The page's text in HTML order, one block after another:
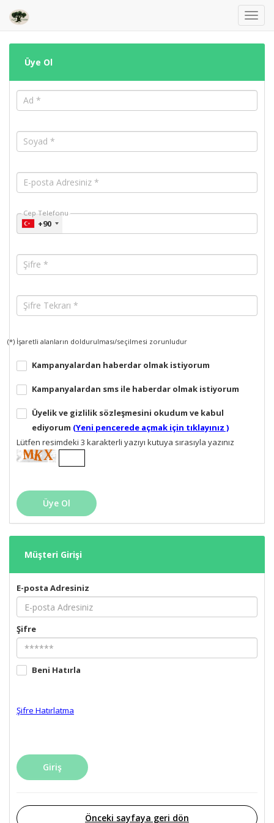
Üye Ol
Ad *
Soyad *
E-posta Adresiniz *
+90
Cep Telefonu
Şifre *
Şifre Tekrarı *
(*) İşaretli alanların doldurulması/seçilmesi zorunludur
Kampanyalardan haberdar olmak istiyorum
Kampanyalardan sms ile haberdar olmak istiyorum
Üyelik ve gizlilik sözleşmesini okudum ve kabul
ediyorum (Yeni pencerede açmak için tıklayınız )
Lütfen resimdeki 3 karakterli yazıyı kutuya sırasıyla yazınız
Üye Ol
Müşteri Girişi
E-posta Adresiniz
Şifre
Beni Hatırla
Şifre Hatırlatma
Giriş
Önceki sayfaya geri dön